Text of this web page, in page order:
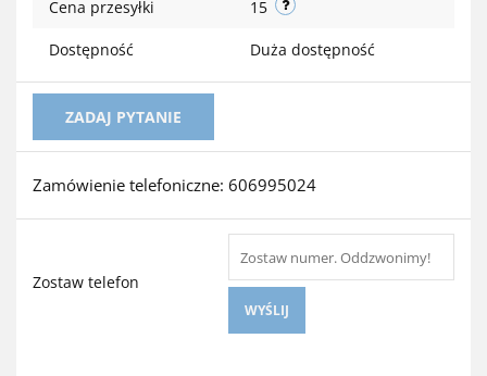
Cena przesyłki 15
Dostępność Duża dostępność
ZADAJ PYTANIE
Zamówienie telefoniczne: 606995024
Zostaw telefon
WYŚLIJ